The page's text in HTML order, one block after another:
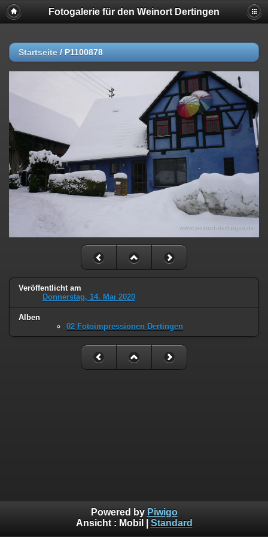
Fotogalerie für den Weinort Dertingen
Startseite / P1100878
Veröffentlicht am
Donnerstag, 14. Mai 2020
Alben
02 Fotoimpressionen Dertingen
Powered by Piwigo
Ansicht : Mobil Standard